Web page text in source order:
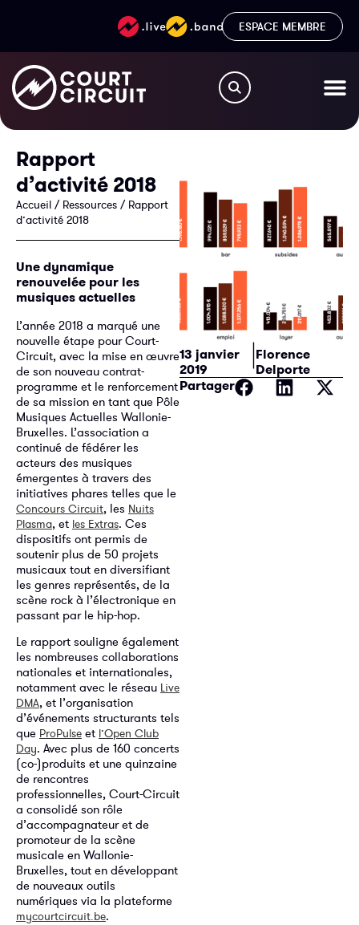
ESPACE MEMBRE
Rapport
d’activité 2018
Accueil / Ressources / Rapport
d’activité 2018
Une dynamique
renouvelée pour les
musiques actuelles
L’année 2018 a marqué une
nouvelle étape pour Court-
Circuit, avec la mise en œuvre
de son nouveau contrat-
programme et le renforcement
de sa mission en tant que Pôle
Musiques Actuelles Wallonie-
Bruxelles. L’association a
continué de fédérer les
acteurs des musiques
émergentes à travers des
initiatives phares telles que le
Concours Circuit, les Nuits
Plasma, et les Extras. Ces
dispositifs ont permis de
soutenir plus de 50 projets
musicaux tout en diversifiant
les genres représentés, de la
scène rock à l’électronique en
passant par le hip-hop.
Le rapport souligne également
les nombreuses collaborations
nationales et internationales,
notamment avec le réseau Live
DMA, et l’organisation
d’événements structurants tels
que ProPulse et l’Open Club
Day. Avec plus de 160 concerts
(co-)produits et une quinzaine
de rencontres
professionnelles, Court-Circuit
a consolidé son rôle
d’accompagnateur et de
promoteur de la scène
musicale en Wallonie-
Bruxelles, tout en développant
de nouveaux outils
numériques via la plateforme
mycourtcircuit.be.
13 janvier
2019
|Florence
Delporte
Partager